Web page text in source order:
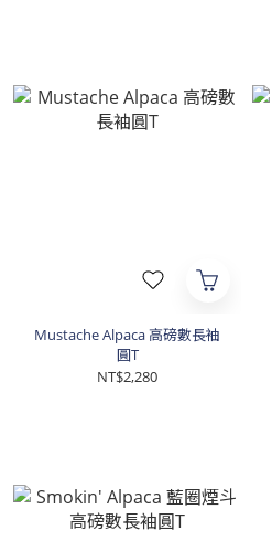
Mustache Alpaca 高磅數長袖
圓T
NT$2,280